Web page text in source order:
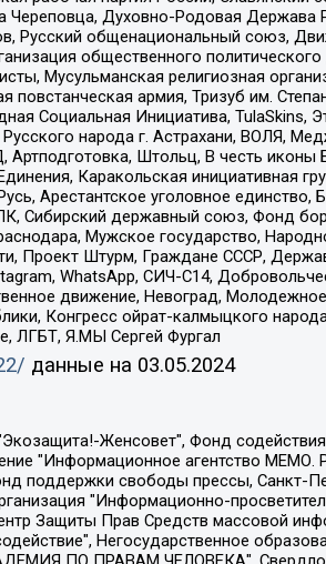
Духовно-Родовая Держава
Русский общенациональный союз,
общественного
Мусульманская религиозная
армия, Тризуб им.
Социальная Инициатива, TulaSkins,
народа г. Астрахани, ВОЛЯ,
Артподготовка, Штольц, В честь
Каракольская инициативная
Арестантское уголовное
Сибирский державный союз, Фонд
Мужское государство,
Проект Штурм, Граждане СССР,
WhatsApp, СИЧ-С14,
движение, Невоград,
Конгресс ойрат-калмыцкого
ЛГБТ, Я.МЫ Сергей Фургал
данные на 03.05.2024
"Институт права и публичной политики", Баданин Роман Сергеевич, Гликин Максим Александрович, Железнова Мария Михайловна, Лукьянова Юлия Сергеевна, Маетная Елизавета Витальевна, Маняхин Петр Борисович, Чуракова Ольга Владимировна, Ярош Юлия Петровна, Юридическое лицо "The Insider SIA", зарегистрированное в Риге, Латвийская Республика (дата регистрации 26.06.2015), являющееся администратором доменного имени интернет-издания "The Insider SIA", https://theins.ru, Постернак Алексей Евгеньевич, Рубин Михаил Аркадьевич, Анин Роман Александрович, Юридическое лицо Istories fonds, зарегистрированное в Латвийской Республике (регистрационный номер 50008295751, дата регистрации 24.02.2020), Великовский Дмитрий Александрович, Долинина Ирина Николаевна, Мароховская Алеся Алексеевна, Шлейнов Роман Юрьевич, Шмагун Олеся Валентиновна, Общество с ограниченной ответственностью "Альтаир 2021", Общество с ограниченной ответственностью "Вега 2021", Общество с ограниченной ответственностью "Главный редактор 2021", Общество с ограниченной ответственностью "Ромашки монолит", Важенков Артем Валерьевич, Ивановская областная общественная организация "Центр гендерных исследований", Гурман Юрий Альбертович, Медиапроект "ОВД-Инфо", Егоров Владимир Владимирович, Жилинский Владимир Александрович, Общество с ограниченной ответственностью "ЗП", Иванова София Юрьевна, Карезина Инна Павловна, Кильтау Екатерина Викторовна, Петров Алексей Викторович, Пискунов Сергей Евгеньевич, Смирнов Сергей Сергеевич, Тихонов Михаил Сергеевич, Общество с ограниченной ответственностью "ЖУРНАЛИСТ-ИНОСТРАННЫЙ АГЕНТ", Арапова Галина Юрьевна, Вольтская Татьяна Анатольевна, Американская компания "Mason G.E.S. Anonymous Foundation" (США), являющаяся владельцем интернет-издания https://mnews.world/, Компания "Stichting Bellingcat", зарегистрированная в Нидерландах (дата регистрации 11.07.2018), Захаров Андрей Вячеславович, Клепиковская Екатерина Дмитриевна, Общество с ограниченной ответственностью "МЕМО", Перл Роман Александрович, Симонов Евгений Алексеевич, Соловьева Елена Анатольевна, Сотников Даниил Владимирович, Сурначева Елизавета Дмитриевна, Автономная некоммерческая организация по защите прав человека и информированию населения "Якутия – Наше Мнение", Общество с ограниченной ответственностью "Москоу диджитал медиа", с